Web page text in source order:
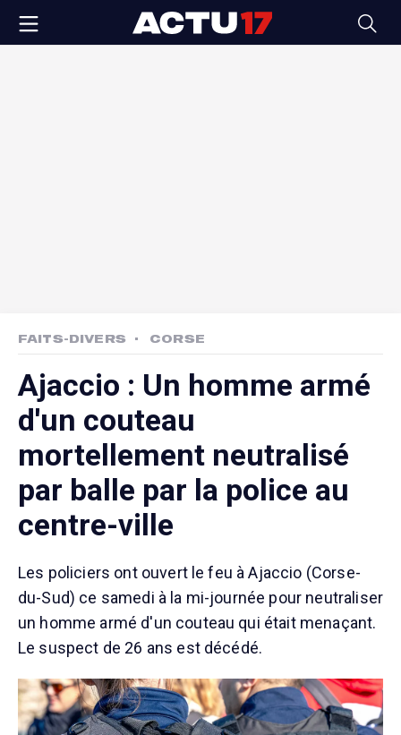
FAITS-DIVERS CORSE
Ajaccio : Un homme armé
d'un couteau
mortellement neutralisé
par balle par la police au
centre-ville
Les policiers ont ouvert le feu à Ajaccio (Corse-
du-Sud) ce samedi à la mi-journée pour neutraliser
un homme armé d'un couteau qui était menaçant.
Le suspect de 26 ans est décédé.